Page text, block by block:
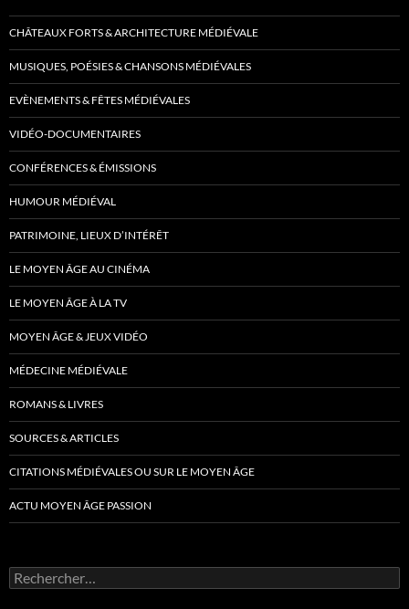
CHÂTEAUX FORTS & ARCHITECTURE MÉDIÉVALE
MUSIQUES, POÉSIES & CHANSONS MÉDIÉVALES
EVÈNEMENTS & FÊTES MÉDIÉVALES
VIDÉO-DOCUMENTAIRES
CONFÉRENCES & ÉMISSIONS
HUMOUR MÉDIÉVAL
PATRIMOINE, LIEUX D’INTÉRÊT
LE MOYEN ÂGE AU CINÉMA
LE MOYEN ÂGE À LA TV
MOYEN ÂGE & JEUX VIDÉO
MÉDECINE MÉDIÉVALE
ROMANS & LIVRES
SOURCES & ARTICLES
CITATIONS MÉDIÉVALES OU SUR LE MOYEN ÂGE
ACTU MOYEN ÂGE PASSION
Rechercher :